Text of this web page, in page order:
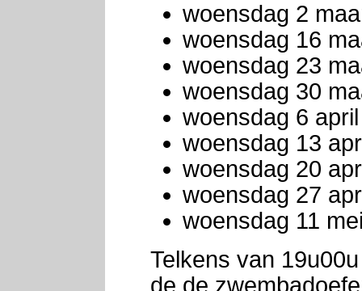
woensdag 2
woensdag 16
woensdag 23
woensdag 30
woensdag 6 april
woensdag 13
woensdag 20
woensdag 27
woensdag 11
Telkens van
de de